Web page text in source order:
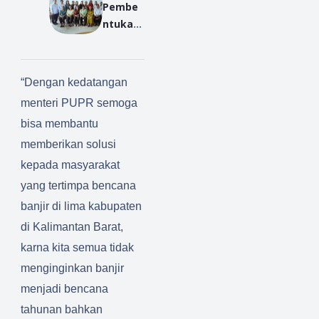
Hadir
dengan
Khidma
Kunjung
Dibagik
Hingga
Sebelu
m
IAIN
Pontian
Konsen
BKI
Gelar
n
Praktik
n BK
Pembe
ntukan
us JDW
PWKI
Kabupa
Sambas
:
as dan
Pengua
tan
Peran
uan
“Dengan kedatangan
menteri PUPR semoga
bisa membantu
memberikan solusi
kepada masyarakat
yang tertimpa bencana
banjir di lima kabupaten
di Kalimantan Barat,
karna kita semua tidak
menginginkan banjir
menjadi bencana
tahunan bahkan